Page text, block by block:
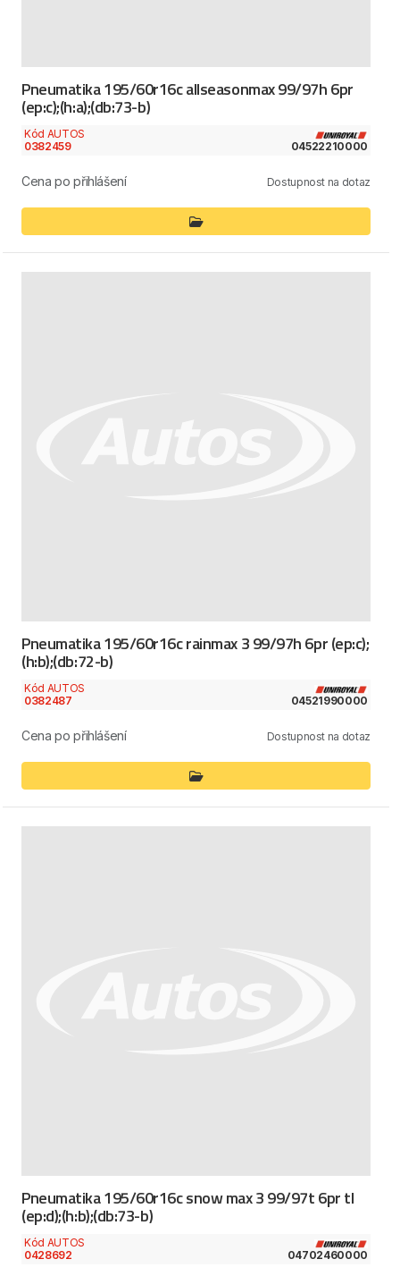
Pneumatika 195/60r16c allseasonmax 99/97h 6pr
(ep:c);(h:a);(db:73-b)
Kód AUTOS
0382459
04522210000
Cena po přihlášení Dostupnost na dotaz
Pneumatika 195/60r16c rainmax 3 99/97h 6pr (ep:c);
(h:b);(db:72-b)
Kód AUTOS
0382487
04521990000
Cena po přihlášení Dostupnost na dotaz
Pneumatika 195/60r16c snow max 3 99/97t 6pr tl
(ep:d);(h:b);(db:73-b)
Kód AUTOS
0428692
04702460000